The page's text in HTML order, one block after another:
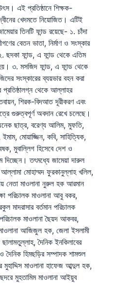
এই প্রতিষ্ঠানে শিক্ষক-
খেদমতে নিয়োজিত। এটিই
তিনটি ফান্ড রয়েছে- ১. চাঁদা
বেতন ভাতা, নির্মাণ ও সংস্কার
ছদকা ফান্ড, এ ফান্ড থেকে এতিম
৩. মসজিদ ফান্ড, এ ফান্ড থেকে
সংস্কারের ব্যয়ভার বহন করা
প্রতিষ্ঠালগ্ন থেকে আল্লাহর
শিরক-বিদআত দূরীকরণ এবং
গুরুত্বপূর্ণ অবদান রেখে চলেছে।
ছাত্র, বরেণ্য আলিম, মুফতি,
মোয়াজ্জিন, কবি, সাহিত্যিক,
মুবাল্লিগ হিসেবে দেশ ও
দিচ্ছেন। তৎমধ্যে জামেয়া দারুল
মোহাম্মদ ফুরকানুল্লাহ খলিল,
নেতা মাওলানা নুরুল হক আরমান
পরিচালক মাওলানা আবু বকর,
মাদরাসার বর্তমান পরিচালক
মাওলানা ছৈয়দ আকবর,
মাওলানা আজিজুল হক, জেলা ইসলামী
দৈনিক ইনকিলাবের
দৈনিক হিমছড়ির সম্পাদক শামশুল
মুহাদ্দিস মাওলানা হাফেজ আব্দুল হক,
ছদরে মুহতামিম মাওলানা আইয়ুব